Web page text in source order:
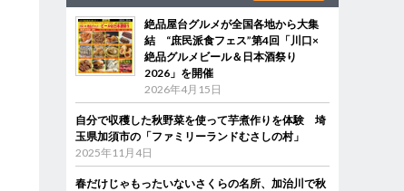
絶品屋台グルメが全国各地から大集
結 “庶民派食フェス”第4回「川口×
絶品グルメビール＆日本酒祭り
2026」を開催
2026年4月15日
自分で収穫した秋野菜を使って芋煮作りを体験 埼
玉県加須市の「ファミリーランドむさしの村」
2025年11月4日
春だけじゃもったいないさくらの名所、加治川で秋